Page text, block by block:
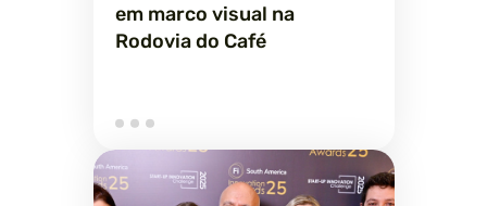
em marco visual na
Rodovia do Café